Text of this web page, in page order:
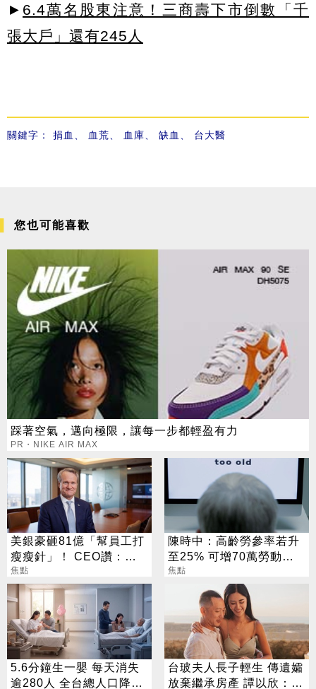
► 6.4萬名股東注意！三商壽下市倒數「千
張大戶」還有245人
關鍵字： 捐血 血荒 血庫 缺血 台大醫
您也可能喜歡
踩著空氣，邁向極限，讓每一步都輕盈有力
PR・NIKE AIR MAX
美銀豪砸81億「幫員工打
瘦瘦針」！ CEO讚：一
項值得的投資
焦點
陳時中：高齡勞參率若升
至25% 可增70萬勞動人
口
焦點
5.6分鐘生一嬰 每天消失
逾280人 全台總人口降至
台玻夫人長子輕生 傳遺孀
放棄繼承房產 譚以欣：不